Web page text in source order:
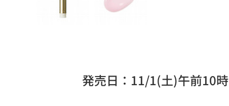
発売日：11/1(土)午前10時